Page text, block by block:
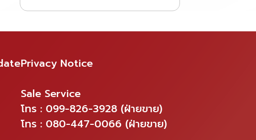
Privacy Notice
Sale Service
โทร : 099-826-3928 (ฝ่ายขาย)
โทร : 080-447-0066 (ฝ่ายขาย)